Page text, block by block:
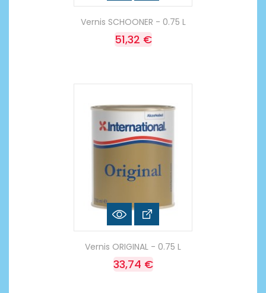
Vernis SCHOONER - 0.75 L
51,32 €
Vernis ORIGINAL - 0.75 L
33,74 €